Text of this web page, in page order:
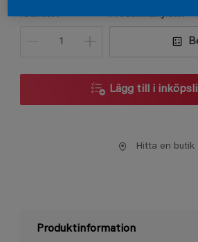
Kvantitet Produktkalkylator
Lägg till i
Hitta en butik
Produktinformation